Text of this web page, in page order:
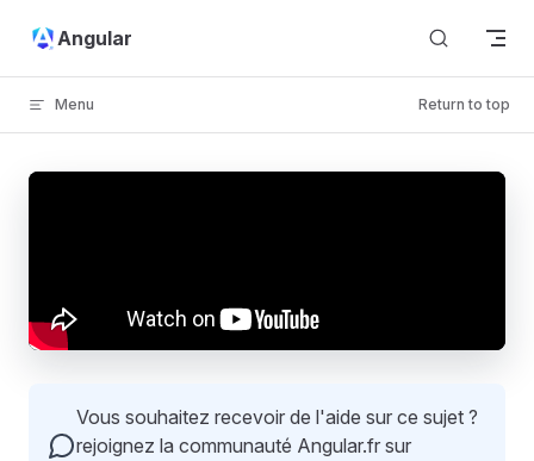
Skip to content
Angular
Menu Return to top
Vous souhaitez recevoir de l'aide sur ce sujet ?
rejoignez la communauté Angular.fr sur